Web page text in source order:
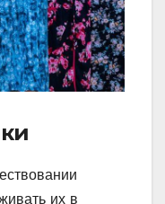
их в